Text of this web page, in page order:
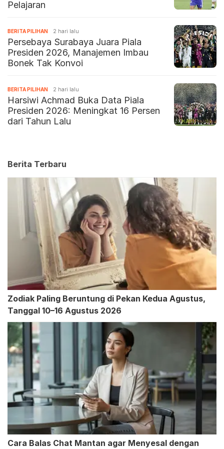
Pelajaran
BERITA PILIHAN 2 hari lalu
Persebaya Surabaya Juara Piala
Presiden 2026, Manajemen Imbau
Bonek Tak Konvoi
BERITA PILIHAN 2 hari lalu
Harsiwi Achmad Buka Data Piala
Presiden 2026: Meningkat 16 Persen
dari Tahun Lalu
Berita Terbaru
Zodiak Paling Beruntung di Pekan Kedua Agustus,
Tanggal 10–16 Agustus 2026
Cara Balas Chat Mantan agar Menyesal dengan